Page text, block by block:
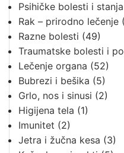
Psihičke bolesti i stanja
Rak – prirodno lečenje
Razne bolesti (49)
Traumatske bolesti i
Lečenje organa (52)
Bubrezi i bešika (5)
Grlo, nos i sinusi (2)
Higijena tela (1)
Imunitet (2)
Jetra i žučna kesa (3)